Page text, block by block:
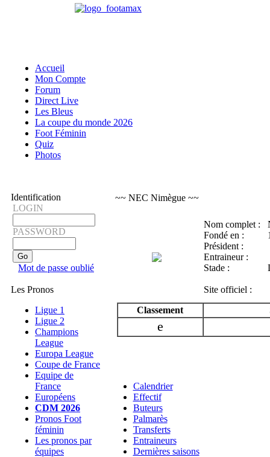
Accueil
Mon Compte
Forum
Direct Live
Les Bleus
La coupe du monde 2026
Foot Féminin
Quiz
Photos
Identification
LOGIN
PASSWORD
Mot de passe oublié
Les Pronos
Ligue 1
Ligue 2
Champions
League
Europa League
Coupe de France
Equipe de
France
Européens
CDM 2026
Pronos Foot
féminin
Les pronos par
équipes
~~ NEC Nimègue ~~
Nom complet :
Fondé en :
Président :
Entraineur :
Stade :
Site officiel :
Classement
e
Calendrier
Effectif
Buteurs
Palmarès
Transferts
Entraineurs
Dernières saisons